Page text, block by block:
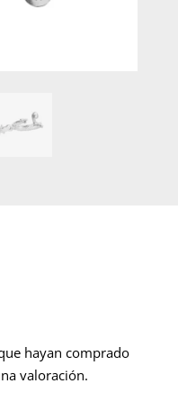
hayan comprado
valoración.